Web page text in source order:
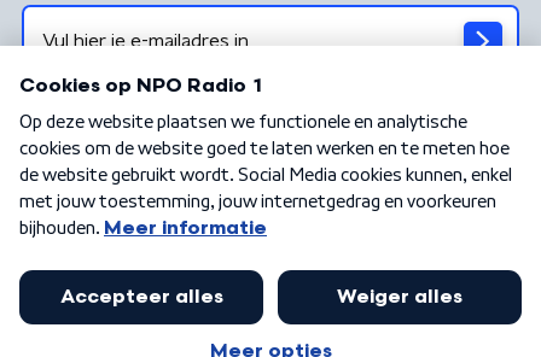
Algemene voorwaarden